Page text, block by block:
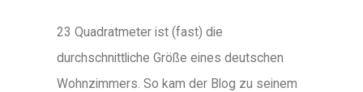
23 Quadratmeter ist (fast) die
durchschnittliche Größe eines deutschen
Wohnzimmers. So kam der Blog zu seinem